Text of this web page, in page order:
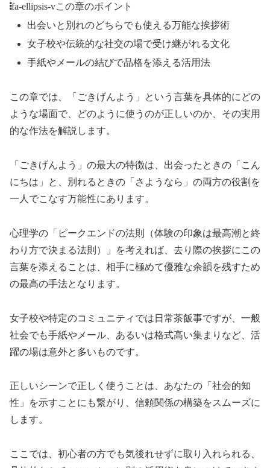
fa-ellipsis-vこの章のポイント
出会いと別れのどちらでも使える万能な挨拶術
女子校や伝統的な社交の場で受け継がれる文化
手紙やメールの結びで品格を添える活用法
この章では、「ごきげんよう」という言葉を具体的にどの
ような場面で、どのように使うのが正しいのか、その実用
的な作法を解説します。
「ごきげんよう」の最大の特徴は、出会ったときの「こん
にちは」と、別れるときの「さようなら」の両方の役割を
一人でこなす万能性にあります。
心理学の「ピークエンドの法則（体験の印象は最高潮と終
わり方で決まる法則）」を考えれば、去り際の挨拶にこの
言葉を添えることは、相手に極めて優雅な余韻を残すため
の最高の手法となります。
女子校や特定のコミュニティでは日常茶飯事ですが、一般
社会でも手紙やメール、あるいは格式高い集まりなど、活
躍の場は意外と多いものです。
正しいシーンで正しく使うことは、あなたの「社会的知
性」を示すことにも繋がり、信頼関係の構築をスムーズに
します。
ここでは、初心者の方でも気後れせずに取り入れられる、